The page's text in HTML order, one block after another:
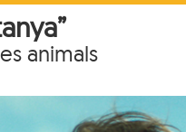
animals